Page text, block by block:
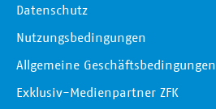
Datenschutz
Nutzungsbedingungen
Allgemeine Geschäftsbedingungen
Exklusiv-Medienpartner ZFK